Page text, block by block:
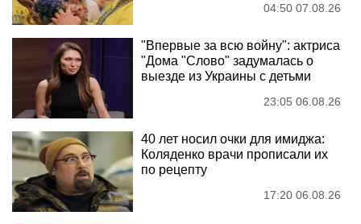
04:50 07.08.26
"Впервые за всю войну": актриса
"Дома "Слово" задумалась о
выезде из Украины с детьми
23:05 06.08.26
40 лет носил очки для имиджа:
Коляденко врачи прописали их
по рецепту
17:20 06.08.26